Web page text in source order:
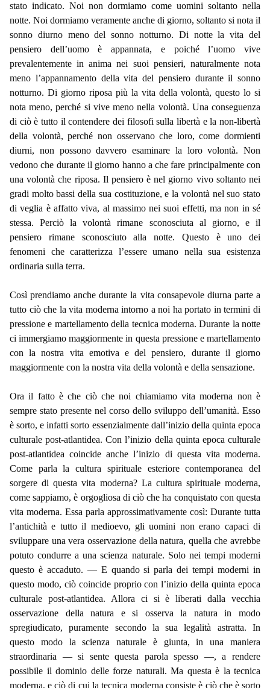
stato indicato. Noi non dormiamo come uomini soltanto nella
notte. Noi dormiamo veramente anche di giorno, soltanto si nota il
sonno diurno meno del sonno notturno. Di notte la vita del
pensiero dell’uomo è appannata, e poiché l’uomo vive
prevalentemente in anima nei suoi pensieri, naturalmente nota
meno l’appannamento della vita del pensiero durante il sonno
notturno. Di giorno riposa più la vita della volontà, questo lo si
nota meno, perché si vive meno nella volontà. Una conseguenza
di ciò è tutto il contendere dei filosofi sulla libertà e la non-libertà
della volontà, perché non osservano che loro, come dormienti
diurni, non possono davvero esaminare la loro volontà. Non
vedono che durante il giorno hanno a che fare principalmente con
una volontà che riposa. Il pensiero è nel giorno vivo soltanto nei
gradi molto bassi della sua costituzione, e la volontà nel suo stato
di veglia è affatto viva, al massimo nei suoi effetti, ma non in sé
stessa. Perciò la volontà rimane sconosciuta al giorno, e il
pensiero rimane sconosciuto alla notte. Questo è uno dei
fenomeni che caratterizza l’essere umano nella sua esistenza
ordinaria sulla terra.
Così prendiamo anche durante la vita consapevole diurna parte a
tutto ciò che la vita moderna intorno a noi ha portato in termini di
pressione e martellamento della tecnica moderna. Durante la notte
ci immergiamo maggiormente in questa pressione e martellamento
con la nostra vita emotiva e del pensiero, durante il giorno
maggiormente con la nostra vita della volontà e della sensazione.
Ora il fatto è che ciò che noi chiamiamo vita moderna non è
sempre stato presente nel corso dello sviluppo dell’umanità. Esso
è sorto, e infatti sorto essenzialmente dall’inizio della quinta epoca
culturale post-atlantidea. Con l’inizio della quinta epoca culturale
post-atlantidea coincide anche l’inizio di questa vita moderna.
Come parla la cultura spirituale esteriore contemporanea del
sorgere di questa vita moderna? La cultura spirituale moderna,
come sappiamo, è orgogliosa di ciò che ha conquistato con questa
vita moderna. Essa parla approssimativamente così: Durante tutta
l’antichità e tutto il medioevo, gli uomini non erano capaci di
sviluppare una vera osservazione della natura, quella che avrebbe
potuto condurre a una scienza naturale. Solo nei tempi moderni
questo è accaduto. — E quando si parla dei tempi moderni in
questo modo, ciò coincide proprio con l’inizio della quinta epoca
culturale post-atlantidea. Allora ci si è liberati dalla vecchia
osservazione della natura e si osserva la natura in modo
spregiudicato, puramente secondo la sua legalità astratta. In
questo modo la scienza naturale è giunta, in una maniera
straordinaria — si sente questa parola spesso —, a rendere
possibile il dominio delle forze naturali. Ma questa è la tecnica
moderna, e ciò di cui la tecnica moderna consiste è ciò che è sorto